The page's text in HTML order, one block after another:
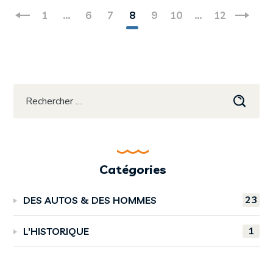
1 … 6 7 8 9 10 … 12
Catégories
DES AUTOS & DES HOMMES 23
L'HISTORIQUE 1